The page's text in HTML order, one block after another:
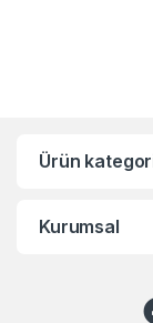
Ürün
Kurumsal